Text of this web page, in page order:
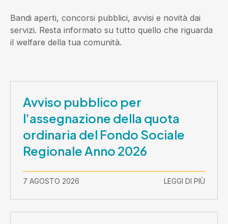
Bandi aperti, concorsi pubblici, avvisi e novità dai
servizi. Resta informato su tutto quello che riguarda
il welfare della tua comunità.
Avviso pubblico per
l'assegnazione della quota
ordinaria del Fondo Sociale
Regionale Anno 2026
7 AGOSTO 2026 LEGGI DI PIÙ